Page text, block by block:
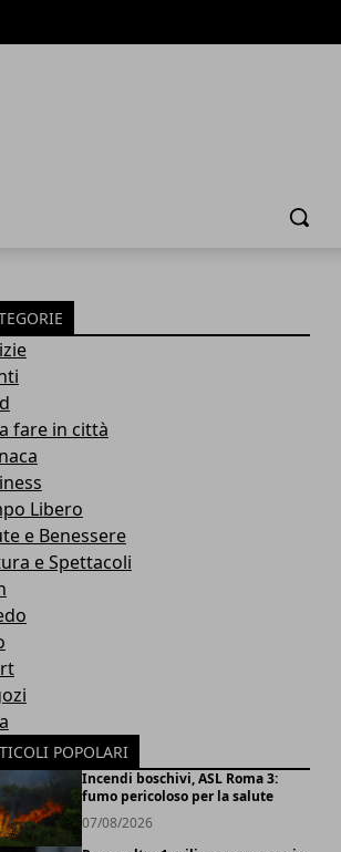
Cerca
fare in città
Libero
e Benessere
e Spettacoli
POPOLARI
Incendi boschivi, ASL Roma 3:
fumo pericoloso per la salute
07/08/2026